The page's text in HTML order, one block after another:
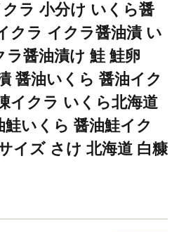
ラ 小分け いくら醤
クラ イクラ醤油漬 い
ラ醤油漬け 鮭 鮭卵
醤油いくら 醤油イク
イクラ いくら北海道
いくら 醤油鮭イク
イズ さけ 北海道 白糠